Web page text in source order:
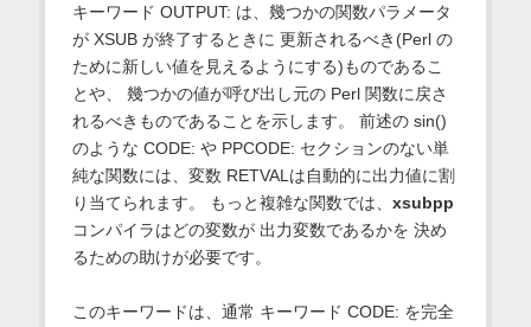
キーワード OUTPUT: は、幾つかの関数パラメータ
が XSUB が終了するときに 更新されるべき(Perl の
ために新しい値を見えるようにする)ものであるこ
とや、 幾つかの値が呼び出し元の Perl 関数に戻さ
れるべきものであることを示します。 前述の sin()
のような CODE: や PPCODE: セクションのない単
純な関数には、変数 RETVALは自動的に出力値に割
り当てられます。 もっと複雑な関数では、 xsubpp
コンパイラはどの変数が 出力変数であるかを 決め
るための助けが必要です。
このキーワードは、通常 キーワード CODE: を完全